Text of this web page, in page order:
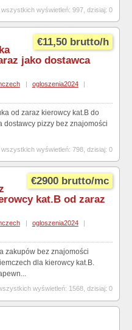
wszystkich wyświetleń: 997, dzisiaj: 0
€11,50 brutto/h
jako dostawca
| ogloszenia2024
|
od zaraz kierowcy kat.B do
dostawcy pizzy bez znajomości
wszystkich wyświetleń: 798, dzisiaj: 0
€2900 brutto/mc
kat.B od zaraz
ogloszenia2024
zakupów bez znajomości
dla kierowcy kat.B.
wyświetleń: 1568, dzisiaj: 0